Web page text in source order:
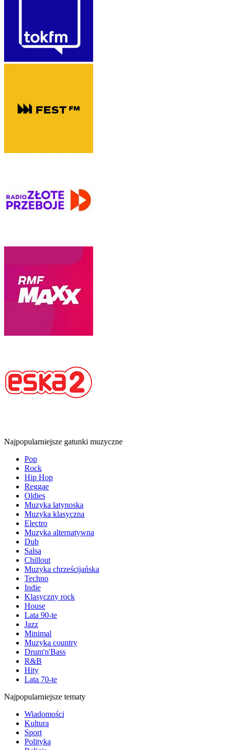
Najpopularniejsze gatunki muzyczne
Pop
Rock
Hip Hop
Reggae
Oldies
Muzyka latynoska
Muzyka klasyczna
Electro
Muzyka alternatywna
Dub
Salsa
Chillout
Muzyka chrześcijańska
Techno
Indie
Klasyczny rock
House
Lata 90-te
Jazz
Minimal
Muzyka country
Drum'n'Bass
R&B
Hity
Lata 70-te
Najpopularniejsze tematy
Wiadomości
Kultura
Sport
Polityka